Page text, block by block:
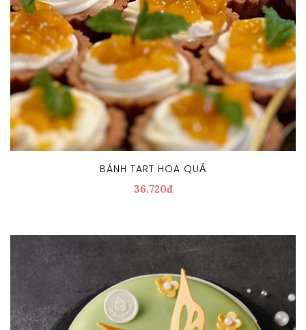
BÁNH TART HOA QUẢ
36.720đ